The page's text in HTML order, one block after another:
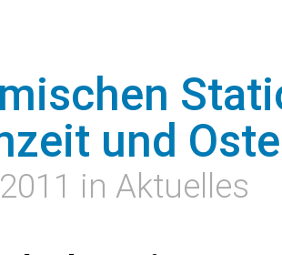
und
in Aktuelles